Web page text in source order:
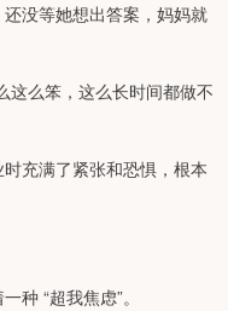
没等她想出答案，妈妈就
这么笨，这么长时间都做不
充满了紧张和恐惧，根本
种 “超我焦虑”。